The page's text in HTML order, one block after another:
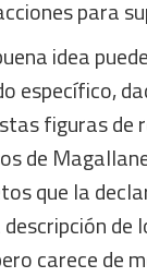
para
idea
específico,
figuras
de
que la
de
carece de